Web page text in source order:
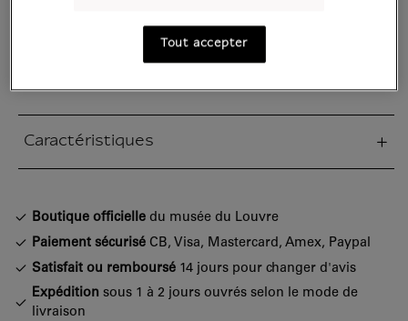
Caractéristiques
Boutique officielle du musée du Louvre
Paiement sécurisé CB, Visa, Mastercard, Amex, Paypal
Satisfait ou remboursé 14 jours pour changer d'avis
Expédition sous 1 à 2 jours ouvrés selon le mode de
livraison
Tout accepter